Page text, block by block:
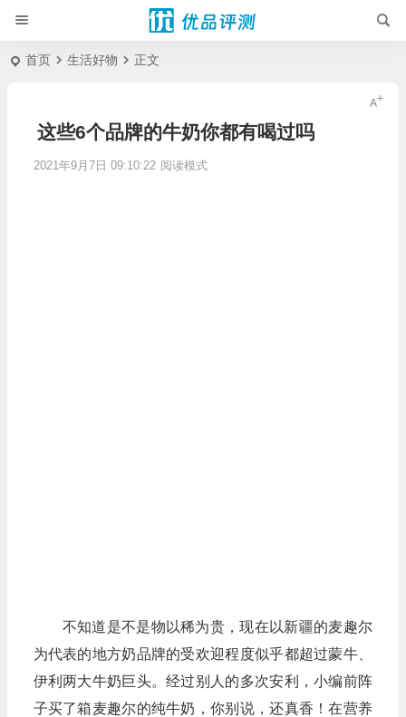
首页 生活好物 正文
这些6个品牌的牛奶你都有喝过吗
2021年9月7日 09:10:22 阅读模式
不知道是不是物以稀为贵，现在以新疆的麦趣尔
为代表的地方奶品牌的受欢迎程度似乎都超过蒙牛、
伊利两大牛奶巨头。经过别人的多次安利，小编前阵
子买了箱麦趣尔的纯牛奶，你别说，还真香！在营养